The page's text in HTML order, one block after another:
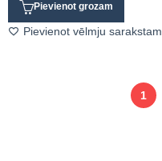
Pievienot grozam
Pievienot vēlmju sarakstam
1